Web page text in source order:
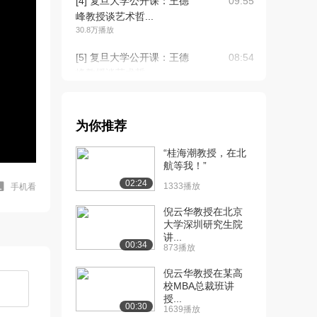
手机看
峰教授谈艺术哲...
30.8万播放
[5] 复旦大学公开课：王德
08:54
峰教授谈艺术哲...
[7] 复旦大学公开课：王德
峰教授谈艺术哲...
[8] 复旦大学公开课：王德
峰教授谈艺术哲...
05:40
[9] 复旦大学公开课：王德
峰教授谈艺术哲...
22.5万播放
15:42
为你推荐
02:24
“桂海潮教授，在北
航等我！”
1333播放
00:34
倪云华教授在北京
大学深圳研究生院
讲...
873播放
00:30
倪云华教授在某高
校MBA总裁班讲
授...
1639播放